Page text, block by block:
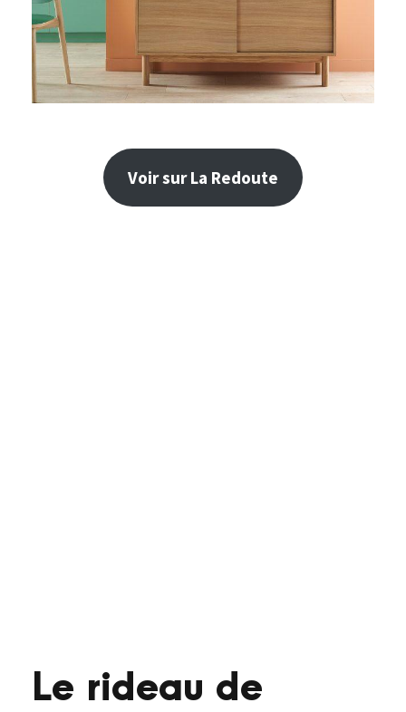
Voir sur La Redoute
Le rideau de